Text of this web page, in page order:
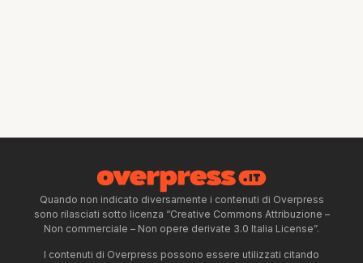
Quando non indicato diversamente i contenuti di Overpress
sono rilasciati sotto licenza “Creative Commons Attribuzione –
Non commerciale – Non opere derivate 3.0 Italia License”.
I contenuti di Overpress possono essere utilizzati citando